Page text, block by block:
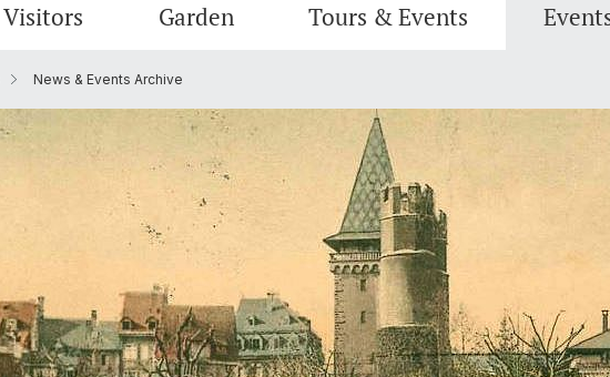
Visitors Garden
Team
Tours & Events
News & Events Archive